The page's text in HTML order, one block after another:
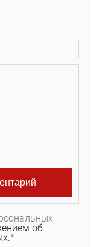
об
*